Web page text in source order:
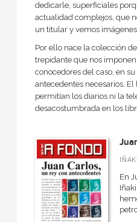
dedicarle, superficiales
actualidad complejos, que
un titular y vemos
Por ello nace la colección
trepidante que nos
conocedores del caso, en
antecedentes necesarios.
permitían los diarios ni la
desacostumbrada en los
En